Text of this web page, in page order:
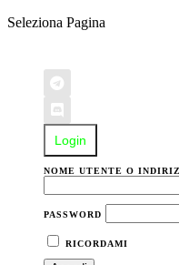
Seleziona Pagina
Login
NOME UTENTE O
PASSWORD
RICORDAMI